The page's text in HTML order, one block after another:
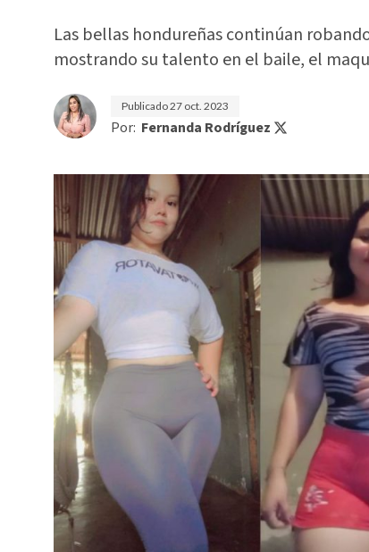
Las bellas hondureñas continúan
mostrando su talento en el baile, el
Publicado27 oct. 2023
Por: Fernanda Rodríguez